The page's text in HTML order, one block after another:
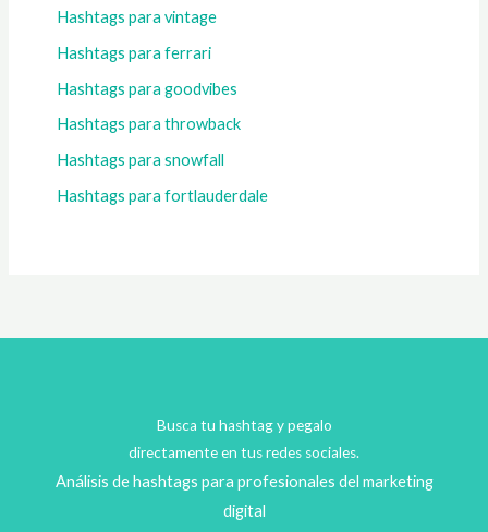
Hashtags para vintage
Hashtags para ferrari
Hashtags para goodvibes
Hashtags para throwback
Hashtags para snowfall
Hashtags para fortlauderdale
Busca tu hashtag y pegalo
directamente en tus redes sociales.
Análisis de hashtags para profesionales del marketing
digital